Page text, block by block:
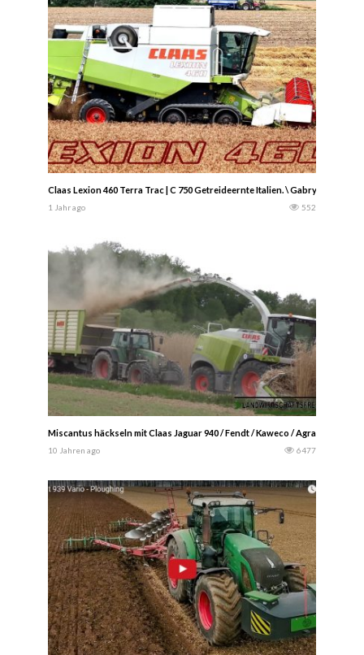
Claas Lexion 460 Terra Trac | C 750 Getreideernte Italien. \ Gabry982
1 Jahr ago 552
Miscantus häckseln mit Claas Jaguar 940 / Fendt / Kaweco / Agrarservice
10 Jahren ago 6477